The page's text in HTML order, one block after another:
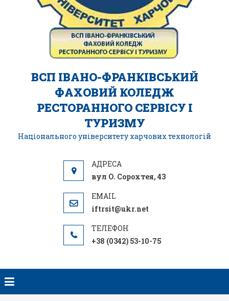
ВСП ІВАНО-ФРАНКІВСЬКИЙ
ФАХОВИЙ КОЛЕДЖ
РЕСТОРАННОГО СЕРВІСУ І
ТУРИЗМУ
Національного університету харчових технологій
вул О. Сорохтея, 43
iftrsit@ukr.net
+38 (0342) 53-10-75